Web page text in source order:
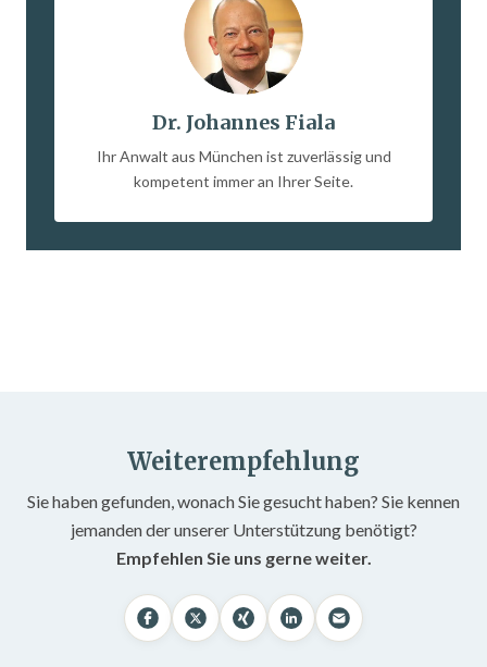
Dr. Johannes Fiala
Ihr Anwalt aus München ist zuverlässig und
kompetent immer an Ihrer Seite.
Weiterempfehlung
Sie haben gefunden, wonach Sie gesucht haben? Sie kennen
jemanden der unserer Unterstützung benötigt?
Empfehlen Sie uns gerne weiter.